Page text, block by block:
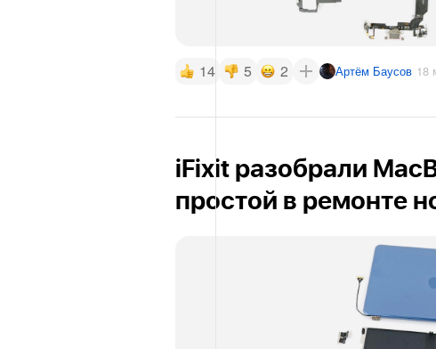
14 5 2 Артём Баусов 18
iFixit разобрали
простой в ремонте